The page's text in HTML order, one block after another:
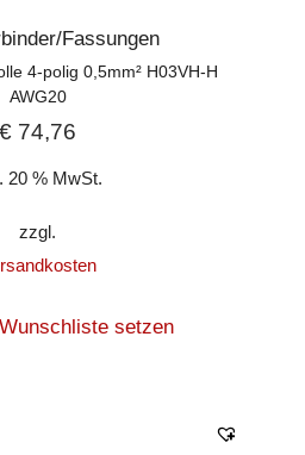
Fassungen
4-polig 0,5mm² H03VH-H
AWG20
€ 74,76
20 % MwSt.
zzgl.
setzen